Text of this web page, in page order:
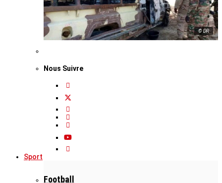
© DR
Nous Suivre
Sport
Football